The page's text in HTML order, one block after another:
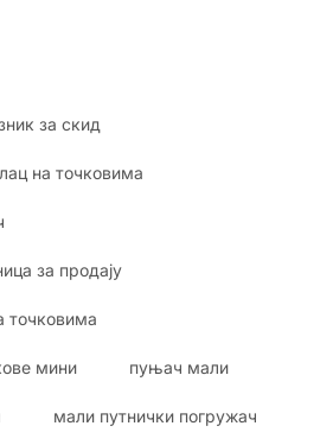
за скид
на точковима
за продају
точковима
мини пуњач мали
мали путнички погружач